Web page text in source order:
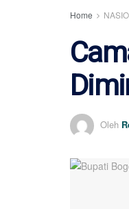
Home
Oleh